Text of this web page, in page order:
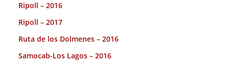
Ripoll – 2016
Ripoll – 2017
Ruta de los Dolmenes – 2016
Samocab-Los Lagos – 2016